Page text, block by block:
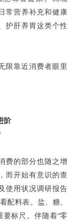
常营养补充和健康
护肝养胃这类个性
限靠近消费者眼里
阶
费的部分也随之增
而开始有意识的查
使用状况调研报告
配料表。盐、糖、
标尺。伴随着“零